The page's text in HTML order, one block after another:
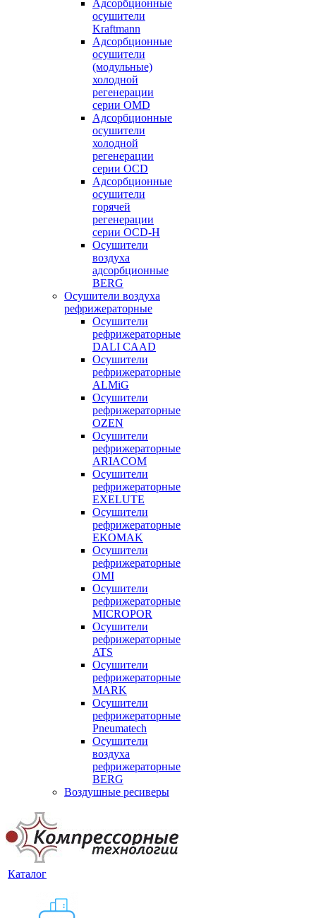
Адсорбционные
осушители
Kraftmann
Адсорбционные
осушители
(модульные)
холодной
регенерации
серии OMD
Адсорбционные
осушители
холодной
регенерации
серии OCD
Адсорбционные
осушители
горячей
регенерации
серии OСD-H
Осушители
воздуха
адсорбционные
BERG
Осушители воздуха
рефрижераторные
Осушители
рефрижераторные
DALI CAAD
Осушители
рефрижераторные
ALMiG
Осушители
рефрижераторные
OZEN
Осушители
рефрижераторные
ARIACOM
Осушители
рефрижераторные
EXELUTE
Осушители
рефрижераторные
EKOMAK
Осушители
рефрижераторные
OMI
Осушители
рефрижераторные
MICROPOR
Осушители
рефрижераторные
ATS
Осушители
рефрижераторные
MARK
Осушители
рефрижераторные
Pneumatech
Осушители
воздуха
рефрижераторные
BERG
Воздушные ресиверы
Каталог